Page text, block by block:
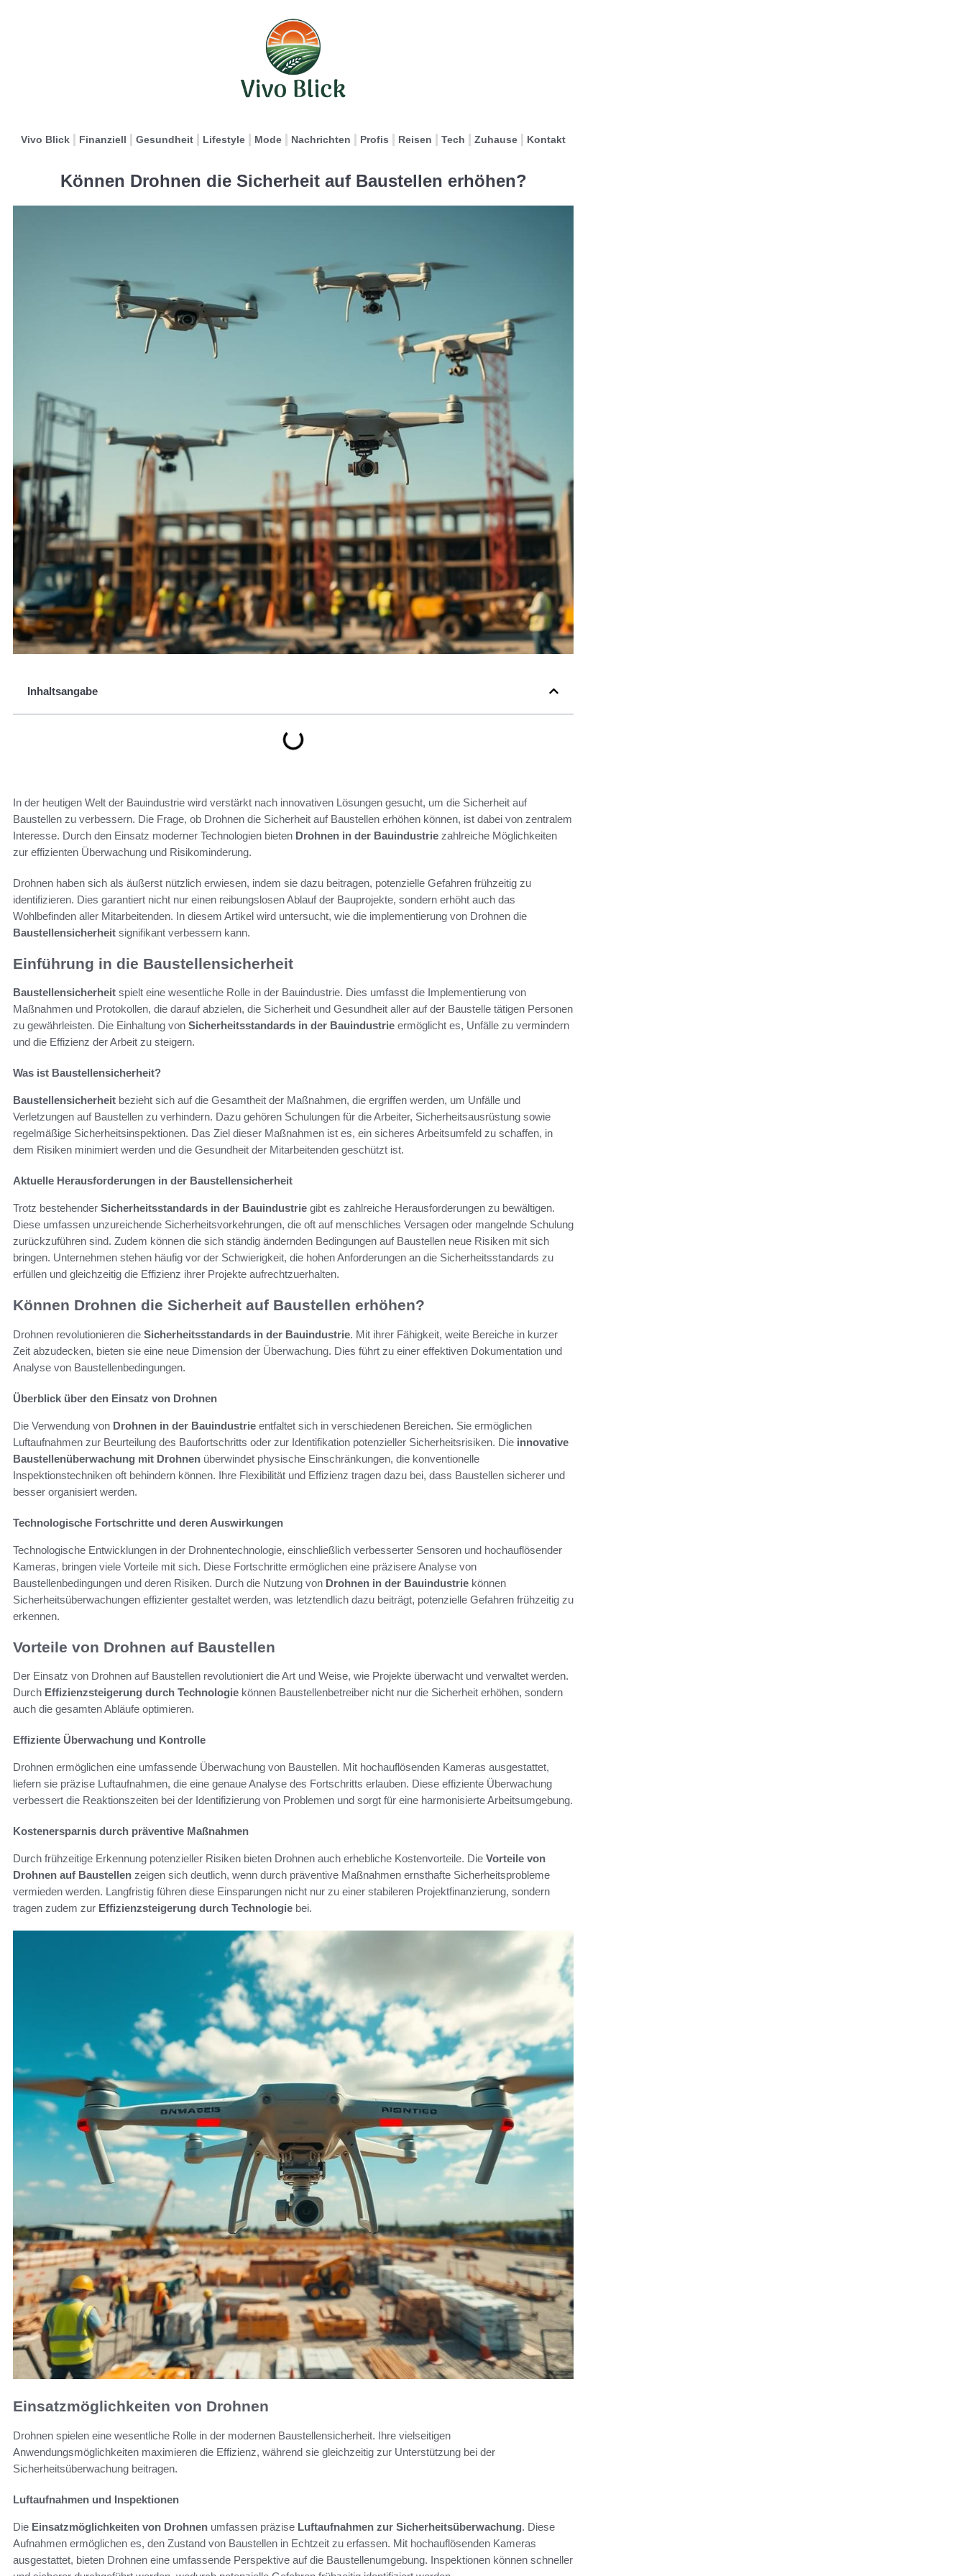
Vivo Blick Finanziell Gesundheit Lifestyle Mode Nachrichten Profis Reisen Tech Zuhause Kontakt
Können Drohnen die Sicherheit auf Baustellen erhöhen?
Inhaltsangabe
In der heutigen Welt der Bauindustrie wird verstärkt nach innovativen Lösungen gesucht, um die Sicherheit auf
Baustellen zu verbessern. Die Frage, ob Drohnen die Sicherheit auf Baustellen erhöhen können, ist dabei von zentralem
Interesse. Durch den Einsatz moderner Technologien bieten Drohnen in der Bauindustrie zahlreiche Möglichkeiten
zur effizienten Überwachung und Risikominderung.
Drohnen haben sich als äußerst nützlich erwiesen, indem sie dazu beitragen, potenzielle Gefahren frühzeitig zu
identifizieren. Dies garantiert nicht nur einen reibungslosen Ablauf der Bauprojekte, sondern erhöht auch das
Wohlbefinden aller Mitarbeitenden. In diesem Artikel wird untersucht, wie die implementierung von Drohnen die
Baustellensicherheit signifikant verbessern kann.
Einführung in die Baustellensicherheit
Baustellensicherheit spielt eine wesentliche Rolle in der Bauindustrie. Dies umfasst die Implementierung von
Maßnahmen und Protokollen, die darauf abzielen, die Sicherheit und Gesundheit aller auf der Baustelle tätigen Personen
zu gewährleisten. Die Einhaltung von Sicherheitsstandards in der Bauindustrie ermöglicht es, Unfälle zu vermindern
und die Effizienz der Arbeit zu steigern.
Was ist Baustellensicherheit?
Baustellensicherheit bezieht sich auf die Gesamtheit der Maßnahmen, die ergriffen werden, um Unfälle und
Verletzungen auf Baustellen zu verhindern. Dazu gehören Schulungen für die Arbeiter, Sicherheitsausrüstung sowie
regelmäßige Sicherheitsinspektionen. Das Ziel dieser Maßnahmen ist es, ein sicheres Arbeitsumfeld zu schaffen, in
dem Risiken minimiert werden und die Gesundheit der Mitarbeitenden geschützt ist.
Aktuelle Herausforderungen in der Baustellensicherheit
Trotz bestehender Sicherheitsstandards in der Bauindustrie gibt es zahlreiche Herausforderungen zu bewältigen.
Diese umfassen unzureichende Sicherheitsvorkehrungen, die oft auf menschliches Versagen oder mangelnde Schulung
zurückzuführen sind. Zudem können die sich ständig ändernden Bedingungen auf Baustellen neue Risiken mit sich
bringen. Unternehmen stehen häufig vor der Schwierigkeit, die hohen Anforderungen an die Sicherheitsstandards zu
erfüllen und gleichzeitig die Effizienz ihrer Projekte aufrechtzuerhalten.
Können Drohnen die Sicherheit auf Baustellen erhöhen?
Drohnen revolutionieren die Sicherheitsstandards in der Bauindustrie. Mit ihrer Fähigkeit, weite Bereiche in kurzer
Zeit abzudecken, bieten sie eine neue Dimension der Überwachung. Dies führt zu einer effektiven Dokumentation und
Analyse von Baustellenbedingungen.
Überblick über den Einsatz von Drohnen
Die Verwendung von Drohnen in der Bauindustrie entfaltet sich in verschiedenen Bereichen. Sie ermöglichen
Luftaufnahmen zur Beurteilung des Baufortschritts oder zur Identifikation potenzieller Sicherheitsrisiken. Die innovative
Baustellenüberwachung mit Drohnen überwindet physische Einschränkungen, die konventionelle
Inspektionstechniken oft behindern können. Ihre Flexibilität und Effizienz tragen dazu bei, dass Baustellen sicherer und
besser organisiert werden.
Technologische Fortschritte und deren Auswirkungen
Technologische Entwicklungen in der Drohnentechnologie, einschließlich verbesserter Sensoren und hochauflösender
Kameras, bringen viele Vorteile mit sich. Diese Fortschritte ermöglichen eine präzisere Analyse von
Baustellenbedingungen und deren Risiken. Durch die Nutzung von Drohnen in der Bauindustrie können
Sicherheitsüberwachungen effizienter gestaltet werden, was letztendlich dazu beiträgt, potenzielle Gefahren frühzeitig zu
erkennen.
Vorteile von Drohnen auf Baustellen
Der Einsatz von Drohnen auf Baustellen revolutioniert die Art und Weise, wie Projekte überwacht und verwaltet werden.
Durch Effizienzsteigerung durch Technologie können Baustellenbetreiber nicht nur die Sicherheit erhöhen, sondern
auch die gesamten Abläufe optimieren.
Effiziente Überwachung und Kontrolle
Drohnen ermöglichen eine umfassende Überwachung von Baustellen. Mit hochauflösenden Kameras ausgestattet,
liefern sie präzise Luftaufnahmen, die eine genaue Analyse des Fortschritts erlauben. Diese effiziente Überwachung
verbessert die Reaktionszeiten bei der Identifizierung von Problemen und sorgt für eine harmonisierte Arbeitsumgebung.
Kostenersparnis durch präventive Maßnahmen
Durch frühzeitige Erkennung potenzieller Risiken bieten Drohnen auch erhebliche Kostenvorteile. Die Vorteile von
Drohnen auf Baustellen zeigen sich deutlich, wenn durch präventive Maßnahmen ernsthafte Sicherheitsprobleme
vermieden werden. Langfristig führen diese Einsparungen nicht nur zu einer stabileren Projektfinanzierung, sondern
tragen zudem zur Effizienzsteigerung durch Technologie bei.
Einsatzmöglichkeiten von Drohnen
Drohnen spielen eine wesentliche Rolle in der modernen Baustellensicherheit. Ihre vielseitigen
Anwendungsmöglichkeiten maximieren die Effizienz, während sie gleichzeitig zur Unterstützung bei der
Sicherheitsüberwachung beitragen.
Luftaufnahmen und Inspektionen
Die Einsatzmöglichkeiten von Drohnen umfassen präzise Luftaufnahmen zur Sicherheitsüberwachung. Diese
Aufnahmen ermöglichen es, den Zustand von Baustellen in Echtzeit zu erfassen. Mit hochauflösenden Kameras
ausgestattet, bieten Drohnen eine umfassende Perspektive auf die Baustellenumgebung. Inspektionen können schneller